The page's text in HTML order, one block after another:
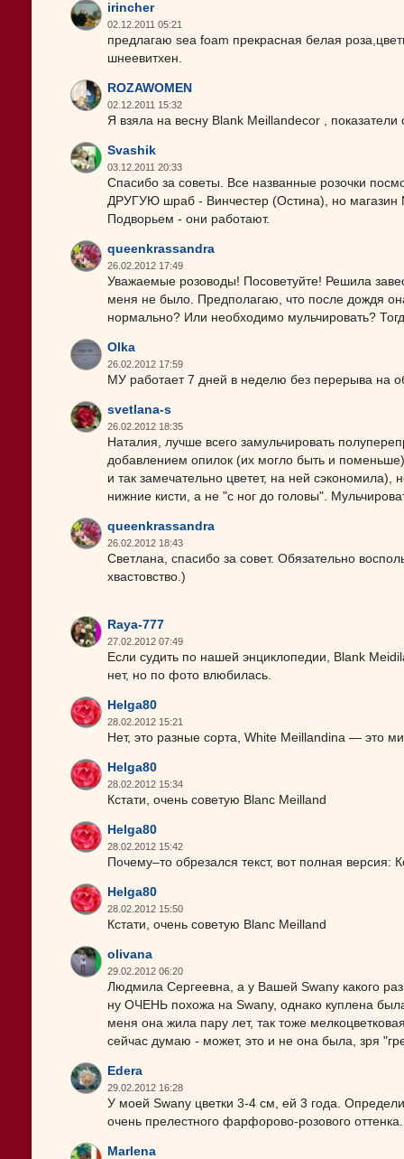
irincher
02.12.2011 05:21
предлагаю sea foam прекрасная белая
шнеевитхен.
ROZAWOMEN
02.12.2011 15:32
Я взяла на весну Blank Meillandecor , показатели
Svashik
03.12.2011 20:33
Спасибо за советы. Все названные розочки
ДРУГУЮ шраб - Винчестер (Остина), но магазин
Подворьем - они работают.
queenkrassandra
26.02.2012 17:49
Уважаемые розоводы! Посоветуйте! Решила
меня не было. Предполагаю, что после дождя
нормально? Или необходимо мульчировать?
Olka
26.02.2012 17:59
МУ работает 7 дней в неделю без перерыва на
svetlana-s
26.02.2012 18:35
Наталия, лучше всего замульчировать
добавлением опилок (их могло быть и
и так замечательно цветет, на ней сэкономила),
нижние кисти, а не "с ног до головы".
queenkrassandra
26.02.2012 18:43
Светлана, спасибо за совет. Обязательно
хвастовство.)
Raya-777
27.02.2012 07:49
Если судить по нашей энциклопедии, Blank
нет, но по фото влюбилась.
Helga80
28.02.2012 15:21
Нет, это разные сорта, White Meillandina — это
Helga80
28.02.2012 15:34
Кстати, очень советую Blanc Meilland
Helga80
28.02.2012 15:42
Почему–то обрезался текст, вот полная версия:
Helga80
28.02.2012 15:50
Кстати, очень советую Blanc Meilland
olivana
29.02.2012 06:20
Людмила Сергеевна, а у Вашей Swany какого
ну ОЧЕНЬ похожа на Swany, однако куплена
меня она жила пару лет, так тоже
сейчас думаю - может, это и не она была, зря
Edera
29.02.2012 16:28
У моей Swany цветки 3-4 см, ей 3 года.
очень прелестного фарфорово-розового оттенка.
Marlena